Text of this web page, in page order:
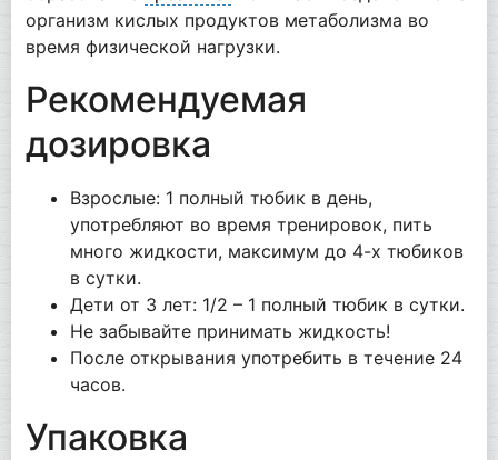
организм кислых продуктов метаболизма во
время физической нагрузки.
Рекомендуемая
дозировка
Взрослые: 1 полный тюбик в день,
употребляют во время тренировок, пить
много жидкости, максимум до 4-х тюбиков
в сутки.
Дети от 3 лет: 1/2 – 1 полный тюбик в сутки.
Не забывайте принимать жидкость!
После открывания употребить в течение 24
часов.
Упаковка